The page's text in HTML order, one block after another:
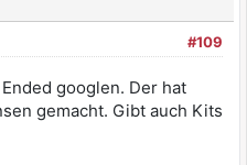
#109
googlen. Der hat
gemacht. Gibt auch Kits